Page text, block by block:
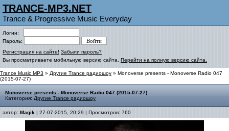
TRANCE-MP3.NET
Trance & Progressive Music Everyday
Логин:
Пароль:
Регистрация на сайте! Забыли пароль?
Вы просматриваете мобильную версию сайта. Перейти на полную версию сайта.
Trance Music MP3 » Другие Trance радиошоу » Monoverse presents - Monoverse Radio 047
(2015-07-27)
Monoverse presents - Monoverse Radio 047 (2015-07-27)
Категория: Другие Trance радиошоу
автор: Magik | 27-07-2015, 20:29 | Просмотров: 760